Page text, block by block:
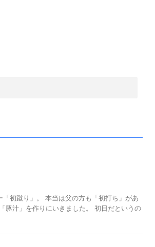
り」。 本当は父の方も「初打ち」があ
豚汁」を作りにいきました。 初日だというの